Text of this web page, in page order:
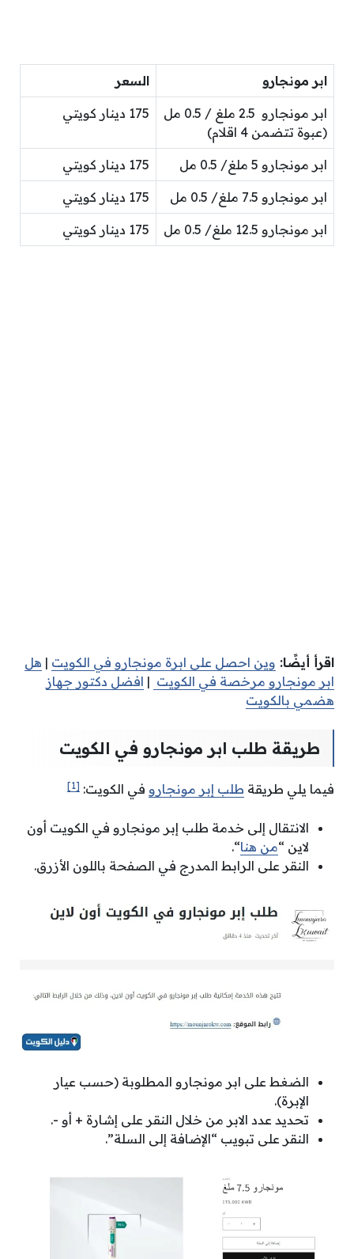
ابر مونجارو السعر
ابر مونجارو 2.5 ملغ / 0.5 مل
(عبوة تتضمن 4 اقلام)
175 دينار كويتي
ابر مونجارو 5 ملغ/ 0.5 مل 175 دينار كويتي
ابر مونجارو 7.5 ملغ/ 0.5 مل 175 دينار كويتي
ابر مونجارو 12.5 ملغ/ 0.5 مل 175 دينار كويتي
اقرأ أيضًا: وين احصل على ابرة مونجارو في الكويت | هل
ابر مونجارو مرخصة في الكويت | افضل دكتور جهاز
هضمي بالكويت
طريقة طلب ابر مونجارو في الكويت
فيما يلي طريقة طلب إبر مونجارو في الكويت: [1]
الانتقال إلى خدمة طلب إبر مونجارو في الكويت أون
لاين “من هنا“.
النقر على الرابط المدرج في الصفحة باللون الأزرق.
الضغط على ابر مونجارو المطلوبة (حسب عيار
الإبرة).
تحديد عدد الابر من خلال النقر على إشارة + أو -.
النقر على تبويب “الإضافة إلى السلة”.